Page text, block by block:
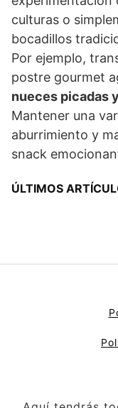
culturas o
bocadillos
Por ejemplo,
postre gourmet
nueces picadas
Mantener una
aburrimiento y
snack
ÚLTIMOS